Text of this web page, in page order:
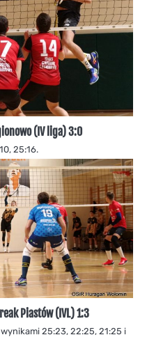
(IV liga) 3:0
25:16.
Piastów (IVL) 1:3
25:23, 22:25, 21:25 i